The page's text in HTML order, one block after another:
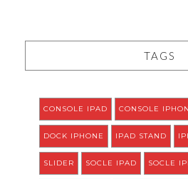
TAGS
CONSOLE IPAD CONSOLE
DOCK IPHONE IPAD STAND
SLIDER SOCLE IPAD SOCLE